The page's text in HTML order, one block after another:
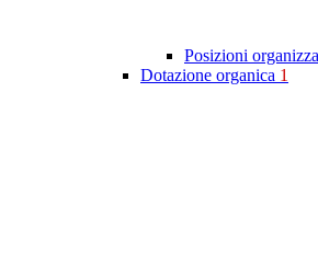
Posizioni
Dotazione organica 1